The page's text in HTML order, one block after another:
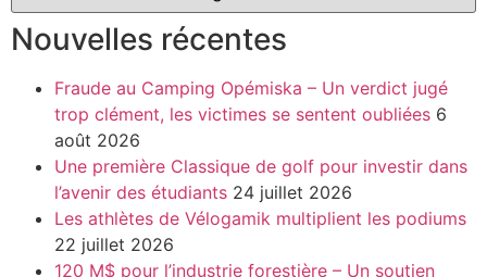
Nouvelles récentes
Fraude au Camping Opémiska – Un verdict jugé
trop clément, les victimes se sentent oubliées 6
août 2026
Une première Classique de golf pour investir dans
l’avenir des étudiants 24 juillet 2026
Les athlètes de Vélogamik multiplient les podiums
22 juillet 2026
120 M$ pour l’industrie forestière – Un soutien